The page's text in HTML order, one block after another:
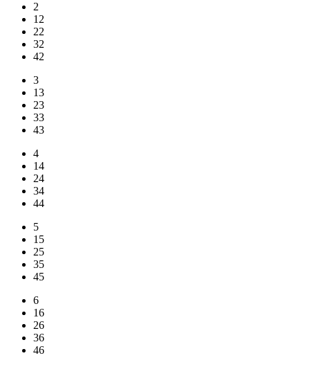
2
12
22
32
42
3
13
23
33
43
4
14
24
34
44
5
15
25
35
45
6
16
26
36
46